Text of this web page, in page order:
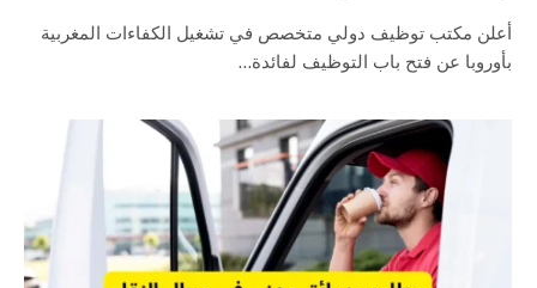
أعلن مكتب توظيف دولي متخصص في تشغيل الكفاءات المغربية
بأوروبا عن فتح باب التوظيف لفائدة…